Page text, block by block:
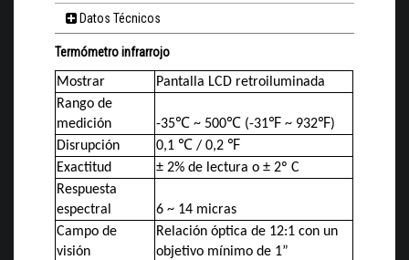
Datos Técnicos
Termómetro infrarrojo
Mostrar
Pantalla LCD retroiluminada
Rango de
medición
-35℃ ~ 500℃ (-31℉ ~ 932℉)
Disrupción
0,1 ℃ / 0,2 ℉
Exactitud
± 2% de lectura o ± 2º C
Respuesta
espectral
6 ~ 14 micras
Campo de
visión
Relación óptica de 12:1 con un
objetivo mínimo de 1”